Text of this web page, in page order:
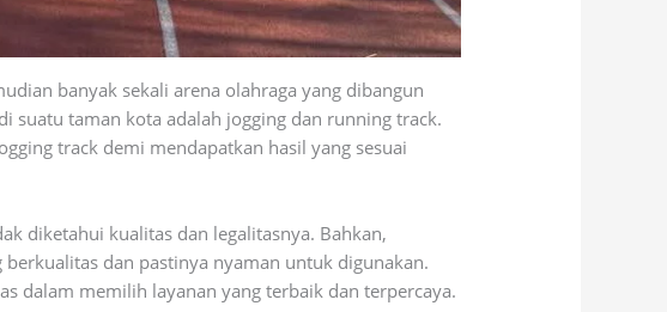
banyak sekali arena olahraga yang dibangun
suatu taman kota adalah jogging dan running track.
track demi mendapatkan hasil yang sesuai
diketahui kualitas dan legalitasnya. Bahkan,
dan pastinya nyaman untuk digunakan.
dalam memilih layanan yang terbaik dan terpercaya.